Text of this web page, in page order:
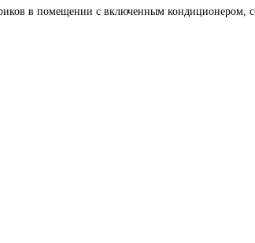
в помещении с включенным кондиционером,